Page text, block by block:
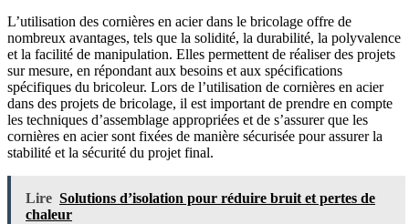
L’utilisation des cornières en acier dans le bricolage offre de
nombreux avantages, tels que la solidité, la durabilité, la polyvalence
et la facilité de manipulation. Elles permettent de réaliser des projets
sur mesure, en répondant aux besoins et aux spécifications
spécifiques du bricoleur. Lors de l’utilisation de cornières en acier
dans des projets de bricolage, il est important de prendre en compte
les techniques d’assemblage appropriées et de s’assurer que les
cornières en acier sont fixées de manière sécurisée pour assurer la
stabilité et la sécurité du projet final.
Lire Solutions d’isolation pour réduire bruit et pertes de
chaleur